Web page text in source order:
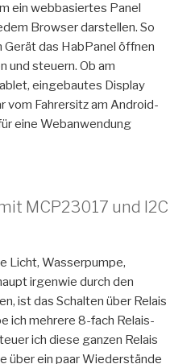
ein webbasiertes Panel
Browser darstellen. So
Gerät das HabPanel öffnen
und steuern. Ob am
eingebautes Display
vom Fahrersitz am Android-
eine Webanwendung
MCP23017 und I2C
Licht, Wasserpumpe,
irgenwie durch den
ist das Schalten über Relais
ich mehrere 8-fach Relais-
ich diese ganzen Relais
über ein paar Wiederstände